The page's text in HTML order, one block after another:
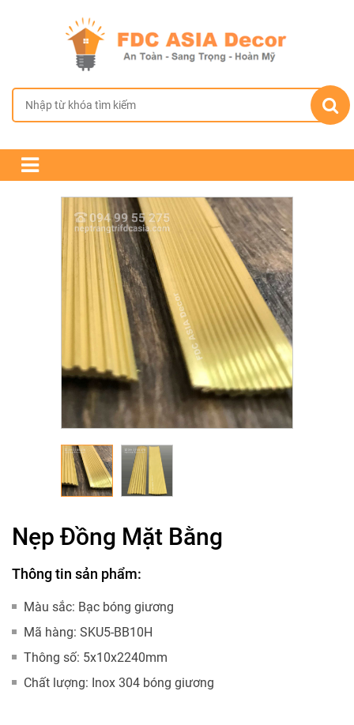
Nẹp Đồng Mặt Bằng
Thông tin sản phẩm:
Màu sắc: Bạc bóng giương
Mã hàng: SKU5-BB10H
Thông số: 5x10x2240mm
Chất lượng: Inox 304 bóng giương
TRANG CHỦ
GIỚI THIỆU
CHÍNH SÁCH BÁN HÀNG